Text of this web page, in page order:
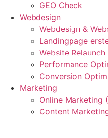
GEO Check
Webdesign
Webdesign &
Landingpage
Website Relaunch
Performance
Conversion
Marketing
Online Marketing
Content